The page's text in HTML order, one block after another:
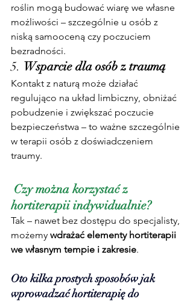
roślin mogą budować wiarę we własne
możliwości – szczególnie u osób z
niską samooceną czy poczuciem
bezradności.
5. Wsparcie dla osób z traumą
Kontakt z naturą może działać
regulująco na układ limbiczny, obniżać
pobudzenie i zwiększać poczucie
bezpieczeństwa – to ważne szczególnie
w terapii osób z doświadczeniem
traumy.
hortiterapii indywidualnie?
Tak – nawet bez dostępu do specjalisty,
możemy wdrażać elementy hortiterapii
we własnym tempie i zakresie.
Oto kilka prostych sposobów jak
wprowadzać hortiterapię do